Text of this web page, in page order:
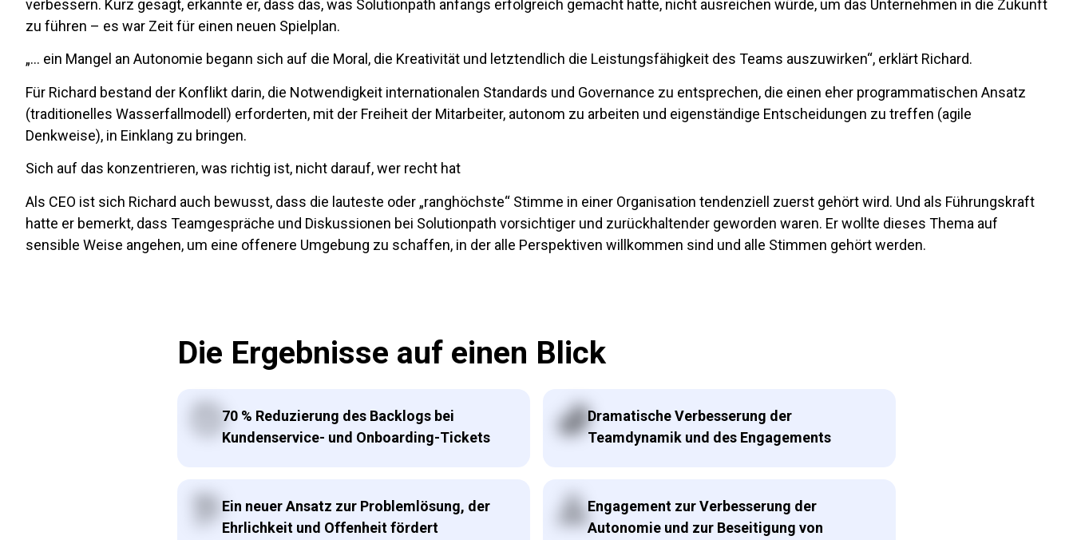
verbessern. Kurz gesagt, erkannte er, dass das, was Solutionpath anfangs erfolgreich gemacht hatte, nicht ausreichen würde, um das Unternehmen in die Zukunft
zu führen – es war Zeit für einen neuen Spielplan.
„… ein Mangel an Autonomie begann sich auf die Moral, die Kreativität und letztendlich die Leistungsfähigkeit des Teams auszuwirken“, erklärt Richard.
Für Richard bestand der Konflikt darin, die Notwendigkeit internationalen Standards und Governance zu entsprechen, die einen eher programmatischen Ansatz
(traditionelles Wasserfallmodell) erforderten, mit der Freiheit der Mitarbeiter, autonom zu arbeiten und eigenständige Entscheidungen zu treffen (agile
Denkweise), in Einklang zu bringen.
Sich auf das konzentrieren, was richtig ist, nicht darauf, wer recht hat
Als CEO ist sich Richard auch bewusst, dass die lauteste oder „ranghöchste“ Stimme in einer Organisation tendenziell zuerst gehört wird. Und als Führungskraft
hatte er bemerkt, dass Teamgespräche und Diskussionen bei Solutionpath vorsichtiger und zurückhaltender geworden waren. Er wollte dieses Thema auf
sensible Weise angehen, um eine offenere Umgebung zu schaffen, in der alle Perspektiven willkommen sind und alle Stimmen gehört werden.
Die Ergebnisse auf einen Blick
70 % Reduzierung des Backlogs bei
Kundenservice- und Onboarding-Tickets
Dramatische Verbesserung der
Teamdynamik und des Engagements
Ein neuer Ansatz zur Problemlösung, der
Ehrlichkeit und Offenheit fördert
Engagement zur Verbesserung der
Autonomie und zur Beseitigung von